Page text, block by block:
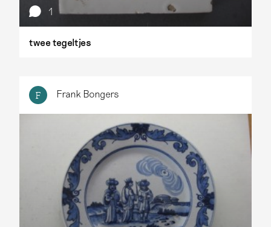
1
twee tegeltjes
F Frank Bongers